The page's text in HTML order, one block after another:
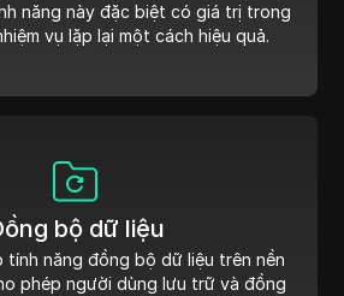
năng này đặc biệt có giá trị trong
vụ lặp lại một cách hiệu quả.
bộ dữ liệu
tính năng đồng bộ dữ liệu trên nền
phép người dùng lưu trữ và đồng